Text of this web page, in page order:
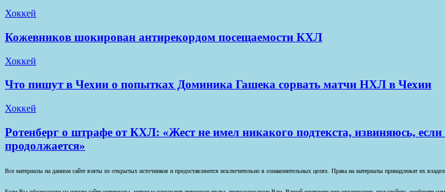
Хоккей
Кожевников шокирован антирекордом посещаемости КХЛ
Хоккей
Что пишут в Чехии о попытках Доминика Гашека сорвать матчи НХЛ в Чехии
Хоккей
Ротенберг о штрафе от КХЛ: «Жест не имел никакого подтекста, извиняюсь,
продолжается»
Все материалы на данном сайте взяты из открытых источников и предоставляются исключительно в ознакомительных целях. Права на материалы принадлежат их